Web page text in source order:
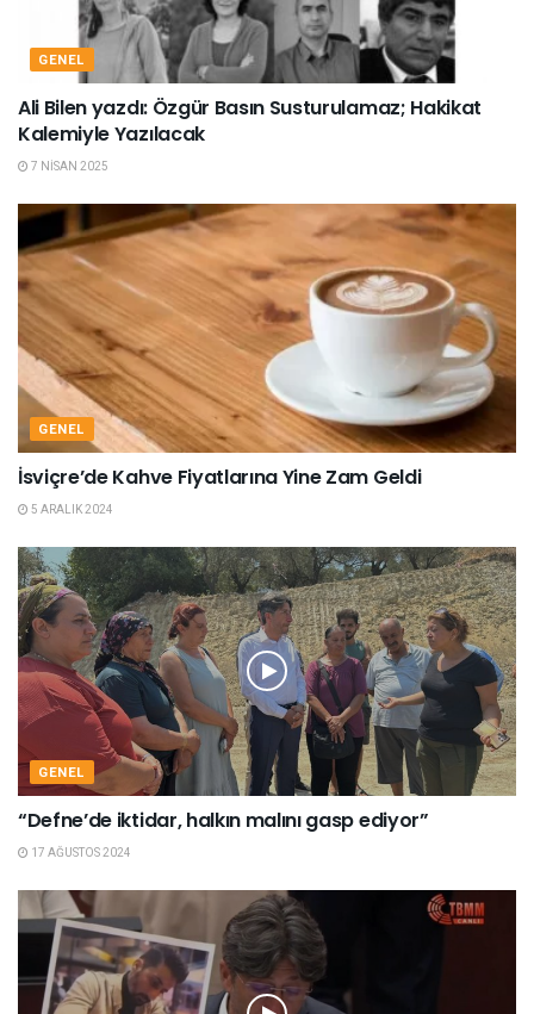
GENEL
Ali Bilen yazdı: Özgür Basın Susturulamaz; Hakikat
Kalemiyle Yazılacak
7 NISAN 2025
GENEL
İsviçre’de Kahve Fiyatlarına Yine Zam Geldi
5 ARALIK 2024
GENEL
“Defne’de iktidar, halkın malını gasp ediyor”
17 AĞUSTOS 2024